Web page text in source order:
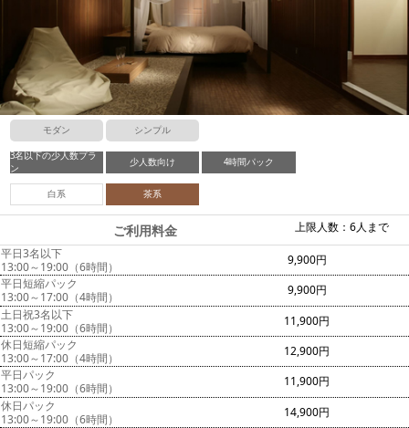
モダン シンプル
3名以下の少人数プラ
ン
少人数向け 4時間パック
白系 茶系
上限人数：6人まで
ご利用料金
平日3名以下
13:00～19:00（6時間）
9,900円
平日短縮パック
13:00～17:00（4時間）
9,900円
土日祝3名以下
13:00～19:00（6時間）
11,900円
休日短縮パック
13:00～17:00（4時間）
12,900円
平日パック
13:00～19:00（6時間）
11,900円
休日パック
13:00～19:00（6時間）
14,900円